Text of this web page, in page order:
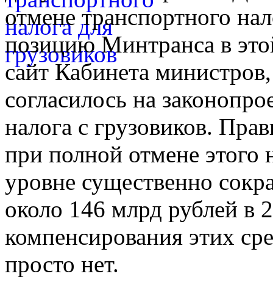
отмене транспортного
позицию Минтранса в
сайт Кабинета
согласилось на
налога с грузовиков.
при полной отмене этого
уровне существенно
около 146 млрд рублей в
компенсирования этих
просто нет.